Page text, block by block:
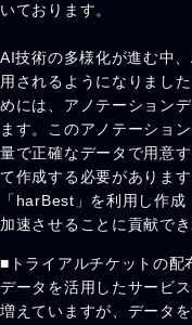
いております。
AI技術の多様化が進む中
用されるようになりまし
めには、アノテーション
ます。このアノテーショ
量で正確なデータで用意
て作成する必要があります
「harBest」を利用し作
加速させることに貢献で
■トライアルチケットの配
データを活用したサービ
増えていますが、データ